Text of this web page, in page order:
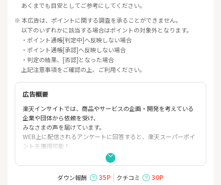
あくまでも目安としてご参考にしてください。
※ 本広告は、ポイントに関する調査を承ることができません。
以下のいずれかに該当する場合はポイントの対象外となります。
・ポイント通帳[判定中]へ反映しない場合
・ポイント通帳[承認]へ反映しない場合
・判定の結果、[否認]となった場合
上記注意事項をご確認の上、ご利用ください。
広告概要
楽天インサイトでは、商品やサービスの企画・開発を考えている
企業や団体から依頼を受け、
みなさまの声を届けています。
WEB上に配信されるアンケートに回答すると、楽天スーパーポイ
ントを獲得可能！
スキマ時間でポイントを貯めて、楽天グループのサービスで活用
いただくことができるサービスです。
さらに、獲得したポイントが少量でも、1ヶ月単位で楽天スーパー
ポイント口座に付与されるため、無駄なくポイントを利用するこ
ダウン報酬 35P クチコミ 30P